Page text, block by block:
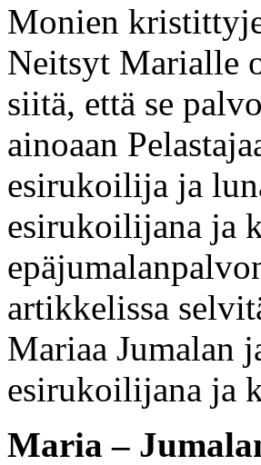
Monien
Neitsyt Marialle
siitä, että se
ainoaan
esirukoilija ja
esirukoilijana ja
artikkelissa
Mariaa Jumalan
esirukoilijana ja
Maria –